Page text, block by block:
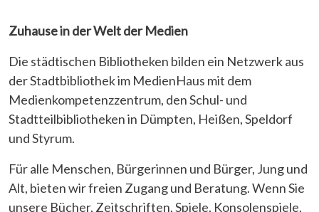
Zuhause in der Welt der Medien
Die städtischen Bibliotheken bilden ein Netzwerk aus
der Stadtbibliothek im MedienHaus mit dem
Medienkompetenzzentrum, den Schul- und
Stadtteilbibliotheken in Dümpten, Heißen, Speldorf
und Styrum.
Für alle Menschen, Bürgerinnen und Bürger, Jung und
Alt, bieten wir freien Zugang und Beratung. Wenn Sie
unsere Bücher, Zeitschriften, Spiele, Konsolenspiele,